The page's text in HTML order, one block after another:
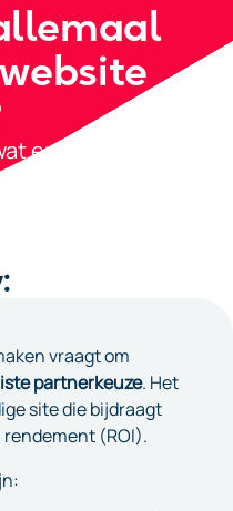
er komt kijken bij
Vandaar dit
je kunt verwachten.
vraagt om
partnerkeuze. Het
site die bijdraagt
(ROI).